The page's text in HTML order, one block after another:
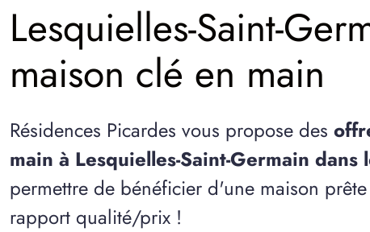
Lesquielles-Saint-
maison clé en main
Résidences Picardes vous propose des
main à Lesquielles-Saint-Germain dans
permettre de bénéficier d'une maison
rapport qualité/prix !